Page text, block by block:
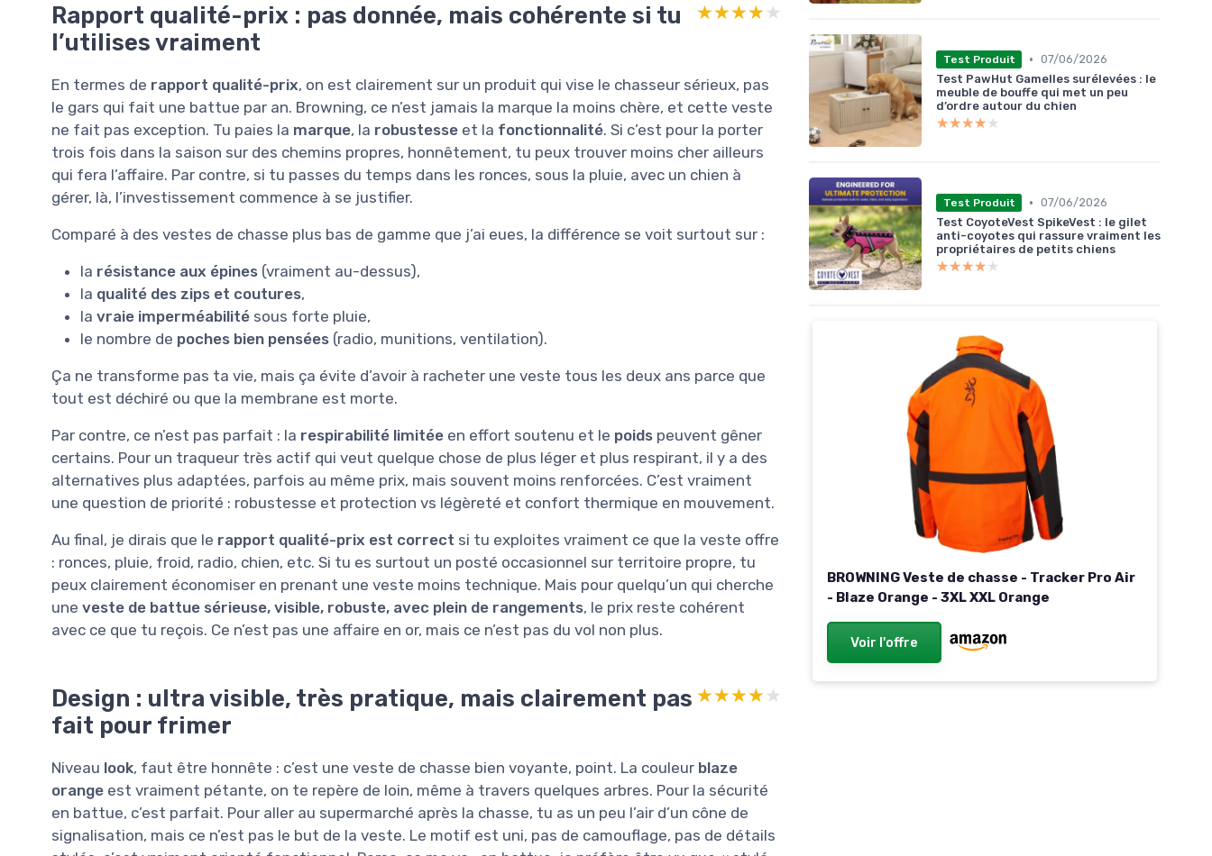
Rapport qualité-prix : pas donnée, mais cohérente si tu
l’utilises vraiment
★★★★★
★★★★★
En termes de rapport qualité-prix, on est clairement sur un produit qui vise le chasseur sérieux, pas
le gars qui fait une battue par an. Browning, ce n’est jamais la marque la moins chère, et cette veste
ne fait pas exception. Tu paies la marque, la robustesse et la fonctionnalité. Si c’est pour la porter
trois fois dans la saison sur des chemins propres, honnêtement, tu peux trouver moins cher ailleurs
qui fera l’affaire. Par contre, si tu passes du temps dans les ronces, sous la pluie, avec un chien à
gérer, là, l’investissement commence à se justifier.
Comparé à des vestes de chasse plus bas de gamme que j’ai eues, la différence se voit surtout sur :
la résistance aux épines (vraiment au-dessus),
la qualité des zips et coutures,
la vraie imperméabilité sous forte pluie,
le nombre de poches bien pensées (radio, munitions, ventilation).
Ça ne transforme pas ta vie, mais ça évite d’avoir à racheter une veste tous les deux ans parce que
tout est déchiré ou que la membrane est morte.
Par contre, ce n’est pas parfait : la respirabilité limitée en effort soutenu et le poids peuvent gêner
certains. Pour un traqueur très actif qui veut quelque chose de plus léger et plus respirant, il y a des
alternatives plus adaptées, parfois au même prix, mais souvent moins renforcées. C’est vraiment
une question de priorité : robustesse et protection vs légèreté et confort thermique en mouvement.
Au final, je dirais que le rapport qualité-prix est correct si tu exploites vraiment ce que la veste offre
: ronces, pluie, froid, radio, chien, etc. Si tu es surtout un posté occasionnel sur territoire propre, tu
peux clairement économiser en prenant une veste moins technique. Mais pour quelqu’un qui cherche
une veste de battue sérieuse, visible, robuste, avec plein de rangements, le prix reste cohérent
avec ce que tu reçois. Ce n’est pas une affaire en or, mais ce n’est pas du vol non plus.
Design : ultra visible, très pratique, mais clairement pas
fait pour frimer
★★★★★
★★★★★
Niveau look, faut être honnête : c’est une veste de chasse bien voyante, point. La couleur blaze
orange est vraiment pétante, on te repère de loin, même à travers quelques arbres. Pour la sécurité
en battue, c’est parfait. Pour aller au supermarché après la chasse, tu as un peu l’air d’un cône de
signalisation, mais ce n’est pas le but de la veste. Le motif est uni, pas de camouflage, pas de détails
Test Produit • 07/06/2026
Test PawHut Gamelles surélevées : le
meuble de bouffe qui met un peu
d’ordre autour du chien
★★★★★
★★★★★
Test Produit • 07/06/2026
Test CoyoteVest SpikeVest : le gilet
anti-coyotes qui rassure vraiment les
propriétaires de petits chiens
★★★★★
★★★★★
BROWNING Veste de chasse - Tracker Pro Air
- Blaze Orange - 3XL XXL Orange
Voir l'offre